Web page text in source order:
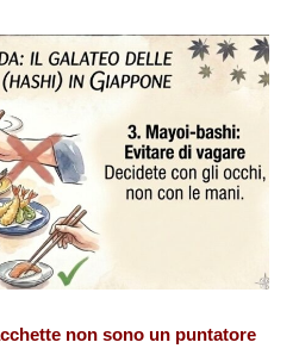
non sono un puntatore